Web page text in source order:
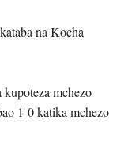
na Kocha
kupoteza mchezo
1-0 katika mchezo